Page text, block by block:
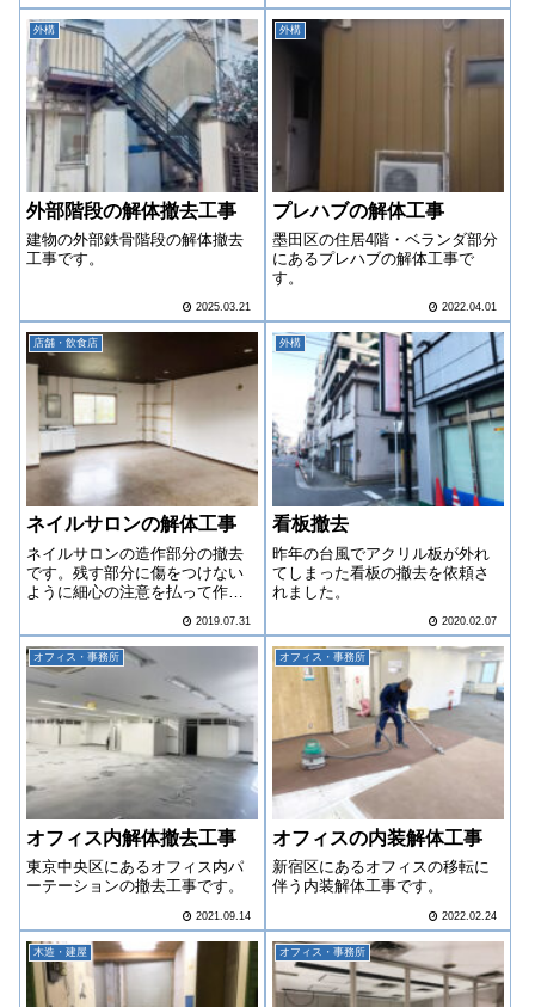
外構
外部階段の解体撤去工事
建物の外部鉄骨階段の解体撤去
工事です。
2025.03.21
外構
プレハブの解体工事
墨田区の住居4階・ベランダ部分
にあるプレハブの解体工事で
す。
2022.04.01
店舗・飲食店
ネイルサロンの解体工事
ネイルサロンの造作部分の撤去
です。残す部分に傷をつけない
ように細心の注意を払って作業
2019.07.31
外構
看板撤去
昨年の台風でアクリル板が外れ
てしまった看板の撤去を依頼さ
れました。
2020.02.07
オフィス・事務所
オフィス内解体撤去工事
東京中央区にあるオフィス内パ
ーテーションの撤去工事です。
2021.09.14
オフィス・事務所
オフィスの内装解体工事
新宿区にあるオフィスの移転に
伴う内装解体工事です。
2022.02.24
木造・建屋 オフィス・事務所